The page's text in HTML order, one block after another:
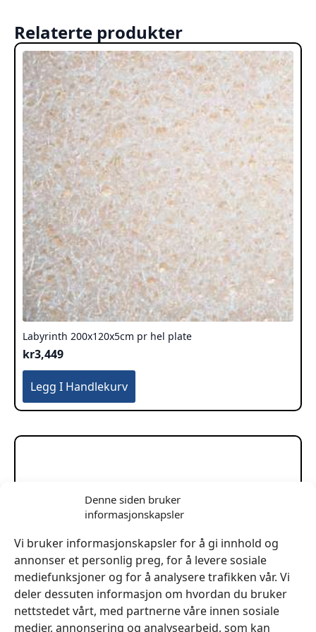
Denne siden bruker
informasjonskapsler
Vi bruker informasjonskapsler for å gi innhold og
annonser et personlig preg, for å levere sosiale
mediefunksjoner og for å analysere trafikken vår. Vi
deler dessuten informasjon om hvordan du bruker
nettstedet vårt, med partnerne våre innen sosiale
medier, annonsering og analysearbeid, som kan
Relaterte produkter
Labyrinth 200x120x5cm pr hel plate
kr3,449
Legg I Handlekurv